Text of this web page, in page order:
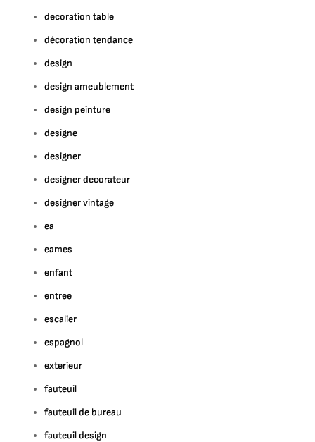
decoration table
décoration tendance
design
design ameublement
design peinture
designe
designer
designer decorateur
designer vintage
ea
eames
enfant
entree
escalier
espagnol
exterieur
fauteuil
fauteuil de bureau
fauteuil design